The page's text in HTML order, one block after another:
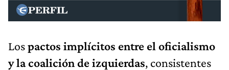
Lospactos implícitos entre el oficialismo
y la coalición de izquierdas, consistentes